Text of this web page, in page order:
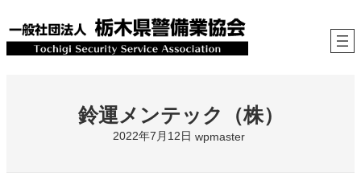
容
を
ス
鈴運メンテック（株）
2022年7月12日 wpmaster